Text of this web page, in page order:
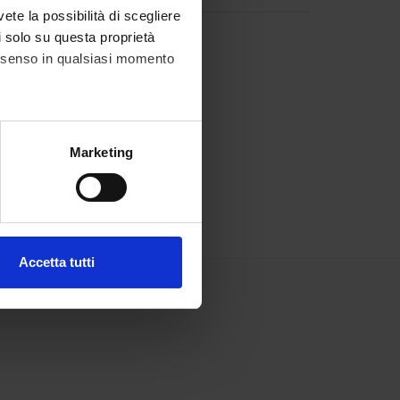
la possibilità di scegliere
su questa proprietà
in qualsiasi momento
metro,Marketing
Accetta tutti